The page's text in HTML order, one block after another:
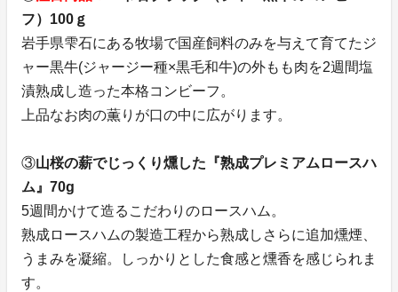
フ）100ｇ
岩手県雫石にある牧場で国産飼料のみを与えて育てたジ
ャー黒牛(ジャージー種×黒毛和牛)の外もも肉を2週間塩
漬熟成し造った本格コンビーフ。
上品なお肉の薫りが口の中に広がります。
③山桜の薪でじっくり燻した『熟成プレミアムロースハ
ム』70g
5週間かけて造るこだわりのロースハム。
熟成ロースハムの製造工程から熟成しさらに追加燻煙、
うまみを凝縮。しっかりとした食感と燻香を感じられま
す。